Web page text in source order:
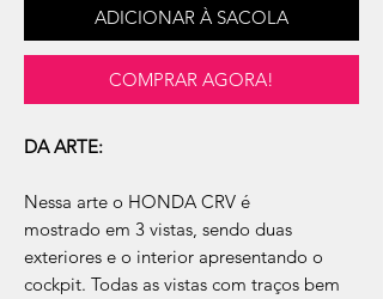
ADICIONAR À SACOLA
COMPRAR AGORA!
DA ARTE:
Nessa arte o HONDA CRV é
mostrado em 3 vistas, sendo duas
exteriores e o interior apresentando o
cockpit. Todas as vistas com traços bem